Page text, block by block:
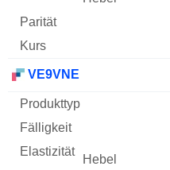
VE9VNE